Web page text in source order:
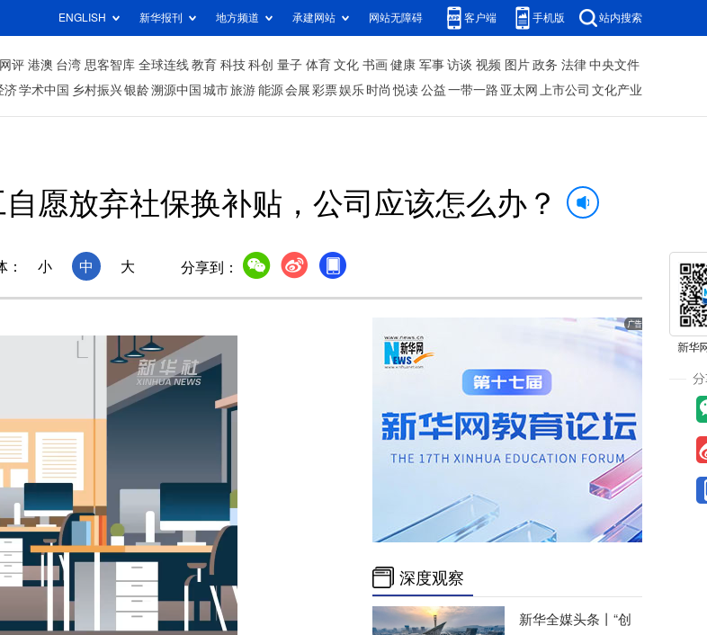
ENGLISH 新华报刊 地方频道 承建网站 网站无障碍 客户端 手机版 站内搜索
网评 港澳 台湾 思客智库 全球连线 教育 科技 科创 量子 体育 文化 书画 健康 军事 访谈 视频 图片 政务 法律 中央文件
济学术中国 乡村振兴银龄溯源中国 城市旅游 能源 会展 彩票娱乐 时尚 悦读 公益 一带一路 亚太网 上市公司 文化产业
愿放弃社保换补贴，公司应该怎么办？
： 小 中 大 分享到：
深度观察
新华全媒头条丨 “创